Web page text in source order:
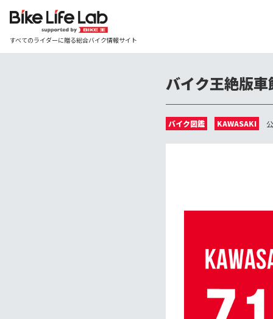
すべてのライダーに贈る総合バイク情報サイト
バイク王絶版
バイク図鑑 KAWASAKI